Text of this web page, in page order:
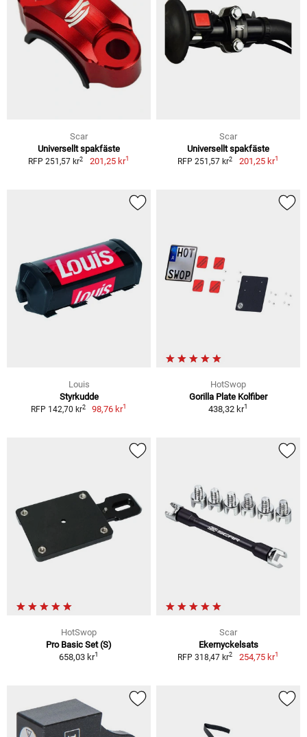
Scar
Universellt spakfäste
RFP 251,57 kr2 201,25 kr1
Scar
Universellt spakfäste
RFP 251,57 kr2 201,25 kr1
Louis
Styrkudde
RFP 142,70 kr2 98,76 kr1
HotSwop
Gorilla Plate Kolfiber
438,32 kr1
HotSwop
Pro Basic Set (S)
658,03 kr1
Scar
Ekernyckelsats
RFP 318,47 kr2 254,75 kr1